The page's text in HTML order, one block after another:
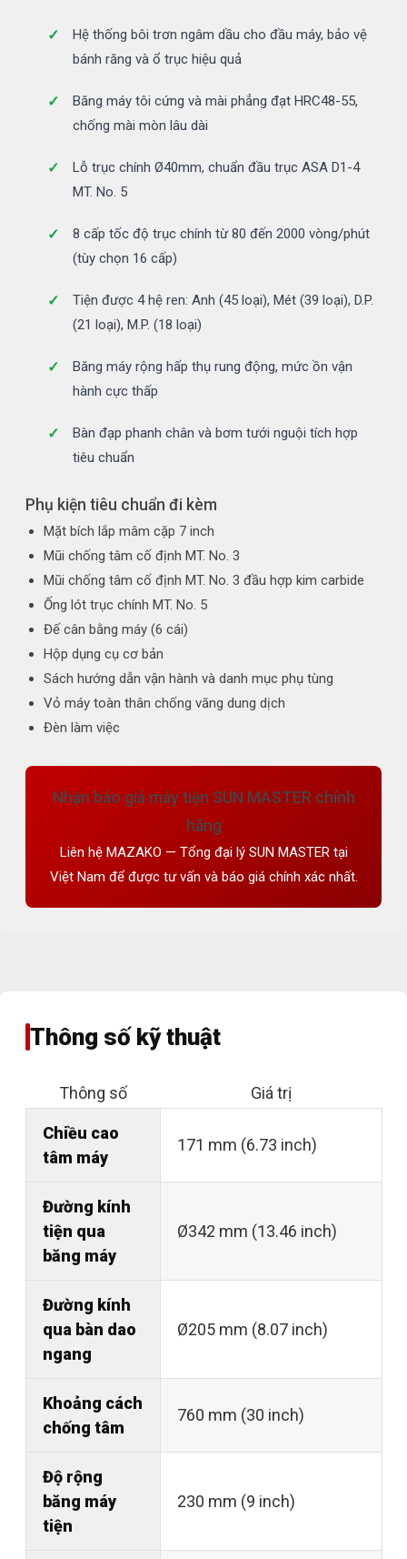
Hệ thống bôi trơn ngâm dầu cho đầu máy, bảo vệ
bánh răng và ổ trục hiệu quả
Băng máy tôi cứng và mài phẳng đạt HRC48-55,
chống mài mòn lâu dài
Lỗ trục chính Ø40mm, chuẩn đầu trục ASA D1-4
MT. No. 5
8 cấp tốc độ trục chính từ 80 đến 2000 vòng/phút
(tùy chọn 16 cấp)
Tiện được 4 hệ ren: Anh (45 loại), Mét (39 loại), D.P.
(21 loại), M.P. (18 loại)
Băng máy rộng hấp thụ rung động, mức ồn vận
hành cực thấp
Bàn đạp phanh chân và bơm tưới nguội tích hợp
tiêu chuẩn
Phụ kiện tiêu chuẩn đi kèm
Mặt bích lắp mâm cặp 7 inch
Mũi chống tâm cố định MT. No. 3
Mũi chống tâm cố định MT. No. 3 đầu hợp kim carbide
Ống lót trục chính MT. No. 5
Đế cân bằng máy (6 cái)
Hộp dụng cụ cơ bản
Sách hướng dẫn vận hành và danh mục phụ tùng
Vỏ máy toàn thân chống văng dung dịch
Đèn làm việc
Nhận báo giá máy tiện SUN MASTER chính
hãng
Liên hệ MAZAKO — Tổng đại lý SUN MASTER tại
Việt Nam để được tư vấn và báo giá chính xác nhất.
Thông số kỹ thuật
Thông số Giá trị
Chiều cao
tâm máy
171 mm (6.73 inch)
Đường kính
tiện qua
băng máy
Ø342 mm (13.46 inch)
Đường kính
qua bàn dao
ngang
Ø205 mm (8.07 inch)
Khoảng cách
chống tâm
760 mm (30 inch)
Độ rộng
băng máy
tiện
230 mm (9 inch)